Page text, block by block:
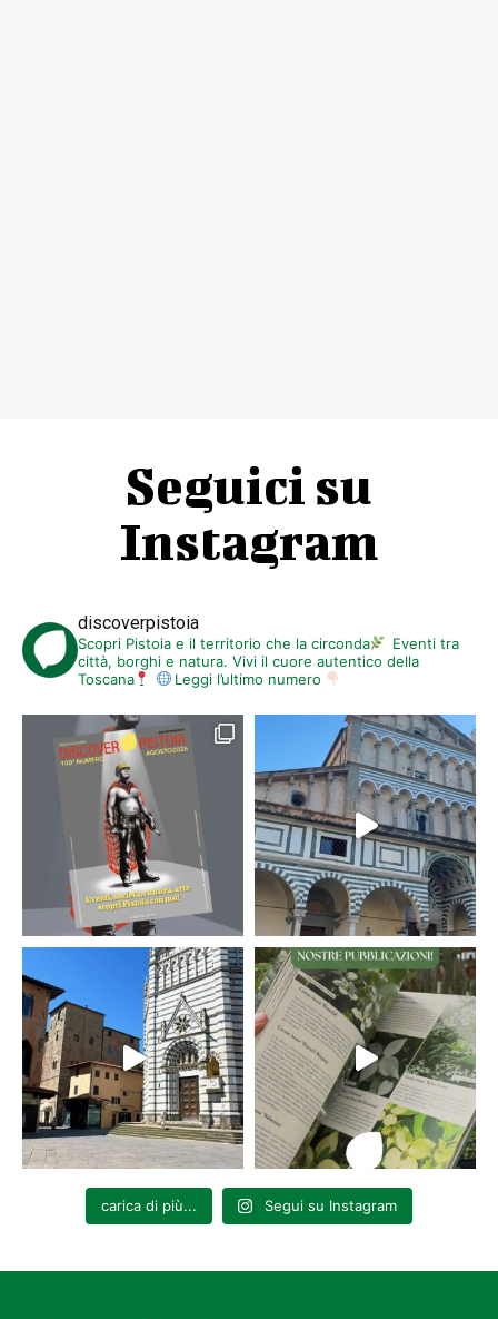
Seguici su
Instagram
discoverpistoia
Scopri Pistoia e il territorio che la circonda
Eventi tra
città, borghi e natura. Vivi il cuore autentico della
Toscana
Leggi l’ultimo numero
carica di più... Segui su Instagram